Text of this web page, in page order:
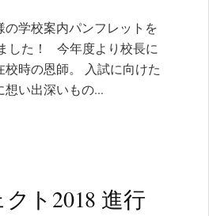
学校案内パンフレットを
した！ 今年度より校長に
時の恩師。 入試に向けた
い出深いもの...
ト2018 進行